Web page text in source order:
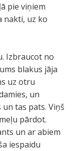
pie viņiem
nakti, uz ko
Izbraucot no
blakus jāja
uz otru
un
tas pats. Viņš
pārdot.
un ar abiem
iespaidu